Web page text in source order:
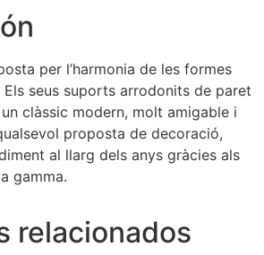
per l’harmonia de les formes
seus suports arrodonits de paret
clàssic modern, molt amigable i
proposta de decoració,
al llarg dels anys gràcies als
gamma.
relacionados